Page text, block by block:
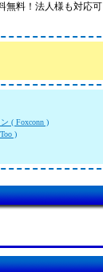
無料！法人様も対応可
( Foxconn )
)